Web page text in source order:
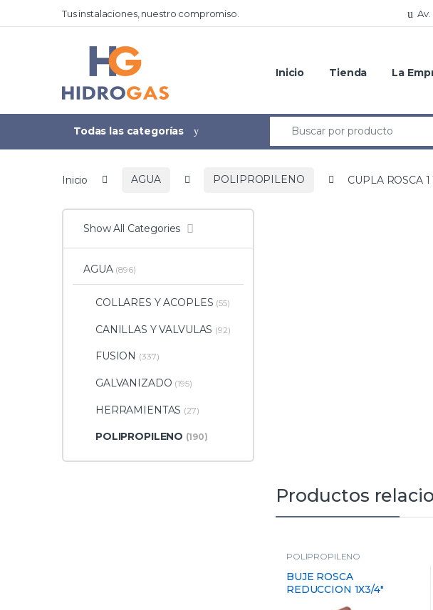
Tus instalaciones, nuestro compromiso.
Inicio Tienda La
Todas las categorías
Inicio AGUA POLIPROPILENO CUPLA ROSCA 1
Productos
POLIPROPILENO
BUJE ROSCA
REDUCCION 1X3/4″
Show All Categories
AGUA (896)
COLLARES Y ACOPLES (55)
CANILLAS Y VALVULAS (92)
FUSION (337)
GALVANIZADO (195)
HERRAMIENTAS (27)
POLIPROPILENO (190)